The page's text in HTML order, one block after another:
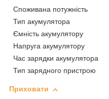
Споживана потужність
Тип акумулятора
Ємність акумулятору
Напруга акумулятору
Час зарядки акумулятора
Тип зарядного пристрою
Приховати